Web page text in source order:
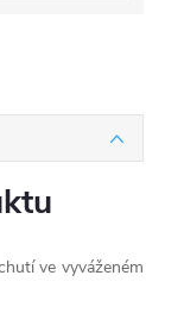
ve vyváženém